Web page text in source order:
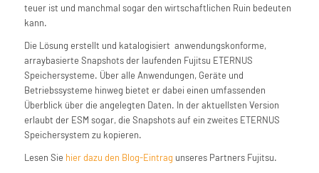
teuer ist und manchmal sogar den wirtschaftlichen Ruin bedeuten
kann.
Die Lösung erstellt und katalogisiert anwendungskonforme,
arraybasierte Snapshots der laufenden Fujitsu ETERNUS
Speichersysteme. Über alle Anwendungen, Geräte und
Betriebssysteme hinweg bietet er dabei einen umfassenden
Überblick über die angelegten Daten. In der aktuellsten Version
erlaubt der ESM sogar, die Snapshots auf ein zweites ETERNUS
Speichersystem zu kopieren.
Lesen Sie hier dazu den Blog-Eintrag unseres Partners Fujitsu.